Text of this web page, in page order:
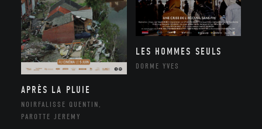
APRÈS LA PLUIE
NOIRFALISSE QUENTIN,
PAROTTE JEREMY
LES HOMMES SEULS
DORME YVES